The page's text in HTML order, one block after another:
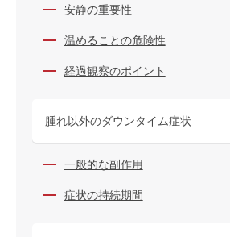
安静の重要性
温めることの危険性
経過観察のポイント
腫れ以外のダウンタイム症状
一般的な副作用
症状の持続期間